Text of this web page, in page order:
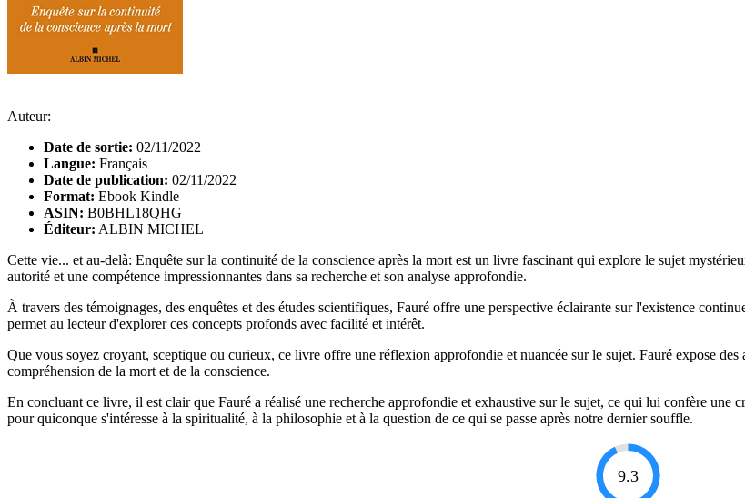
Auteur:
Date de sortie: 02/11/2022
Langue: Français
Date de publication: 02/11/2022
Format: Ebook Kindle
ASIN: B0BHL18QHG
Éditeur: ALBIN MICHEL
Cette vie... et au-delà: Enquête sur la continuité de la conscience après la mort est un livre fascinant qui explore le sujet
autorité et une compétence impressionnantes dans sa recherche et son analyse approfondie.
À travers des témoignages, des enquêtes et des études scientifiques, Fauré offre une perspective éclairante sur l'existence
permet au lecteur d'explorer ces concepts profonds avec facilité et intérêt.
Que vous soyez croyant, sceptique ou curieux, ce livre offre une réflexion approfondie et nuancée sur le sujet. Fauré expose
compréhension de la mort et de la conscience.
En concluant ce livre, il est clair que Fauré a réalisé une recherche approfondie et exhaustive sur le sujet, ce qui lui confère
pour quiconque s'intéresse à la spiritualité, à la philosophie et à la question de ce qui se passe après notre dernier souffle.
9.3